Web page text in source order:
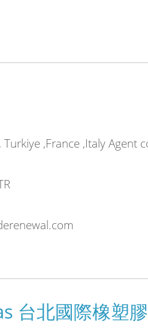
,France ,Italy Agent
台北國際橡塑
裝其他設備，放台、點斷
可以生產不同尺寸的氣泡。